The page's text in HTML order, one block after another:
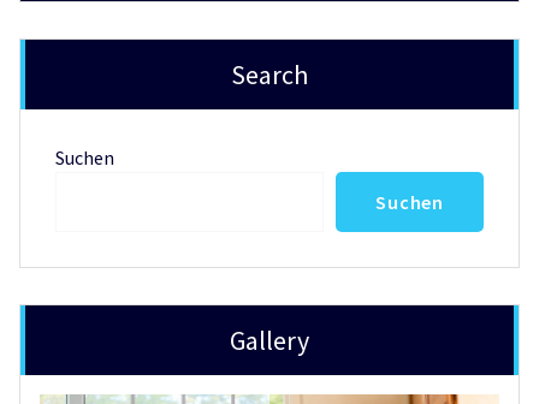
Search
Suchen
Suchen
Gallery